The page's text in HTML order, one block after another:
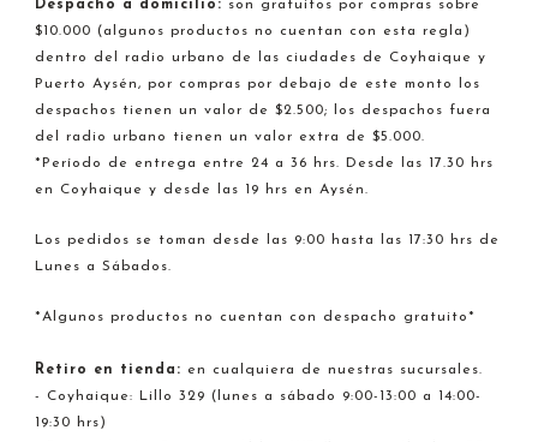
Despacho a domicilio: son gratuitos por compras sobre
$10.000 (algunos productos no cuentan con esta regla)
dentro del radio urbano de las ciudades de Coyhaique y
Puerto Aysén, por compras por debajo de este monto los
despachos tienen un valor de $2.500; los despachos fuera
del radio urbano tienen un valor extra de $5.000.
*Período de entrega entre 24 a 36 hrs. Desde las 17.30 hrs
en Coyhaique y desde las 19 hrs en Aysén.
Los pedidos se toman desde las 9:00 hasta las 17:30 hrs de
Lunes a Sábados.
*Algunos productos no cuentan con despacho gratuito*
Retiro en tienda: en cualquiera de nuestras sucursales.
- Coyhaique: Lillo 329 (lunes a sábado 9:00-13:00 a 14:00-
19:30 hrs)